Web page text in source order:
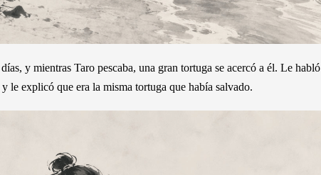
y mientras Taro pescaba, una gran tortuga se acercó a él. Le habló
le explicó que era la misma tortuga que había salvado.